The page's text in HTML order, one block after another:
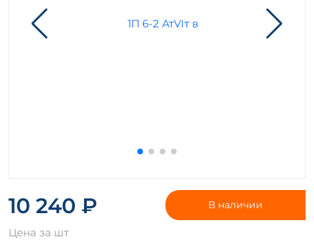
10 240 ₽
Цена за шт
В наличии